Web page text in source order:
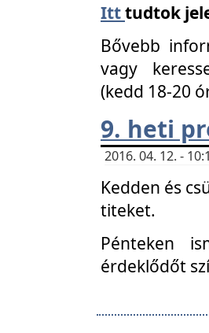
Itttudtok
Bővebb
vagy
(kedd 18-20
9. heti
2016. 04. 12. -
Kedden és
titeket.
Pénteken
érdeklődőt